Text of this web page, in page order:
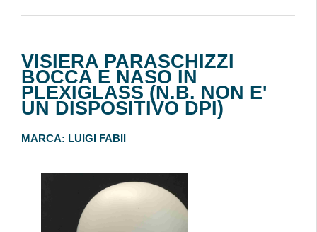
VISIERA PARASCHIZZI
BOCCA E NASO IN
PLEXIGLASS (N.B. NON E'
UN DISPOSITIVO DPI)
MARCA: LUIGI FABII